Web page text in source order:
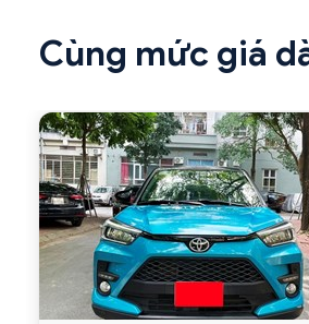
Cùng mức giá